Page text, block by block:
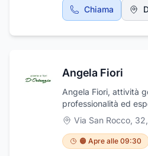
Chiama
Angela Fiori
Angela Fiori, attività
professionalità ed
signora Angela, offre
ogni occasione,
in genere. Addobbi
tipologia di
Via San Rocco, 32,
🟠 Apre alle 09:30